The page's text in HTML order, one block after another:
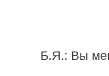
Б.Я.: Вы